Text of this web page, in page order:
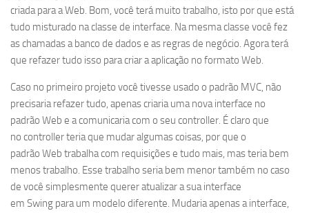
criada para a Web. Bom, você terá muito trabalho, isto por que está
tudo misturado na classe de interface. Na mesma classe você fez
as chamadas a banco de dados e as regras de negócio. Agora terá
que refazer tudo isso para criar a aplicação no formato Web.
Caso no primeiro projeto você tivesse usado o padrão MVC, não
precisaria refazer tudo, apenas criaria uma nova interface no
padrão Web e a comunicaria com o seu controller. É claro que
no controller teria que mudar algumas coisas, por que o
padrão Web trabalha com requisições e tudo mais, mas teria bem
menos trabalho. Esse trabalho seria bem menor também no caso
de você simplesmente querer atualizar a sua interface
em Swing para um modelo diferente. Mudaria apenas a interface,